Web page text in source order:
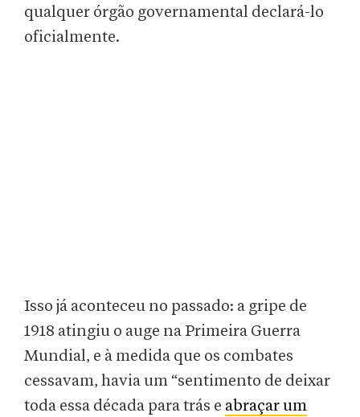
qualquer órgão governamental declará-lo
oficialmente.
Isso já aconteceu no passado: a gripe de
1918 atingiu o auge na Primeira Guerra
Mundial, e à medida que os combates
cessavam, havia um “sentimento de deixar
toda essa década para trás e abraçar um